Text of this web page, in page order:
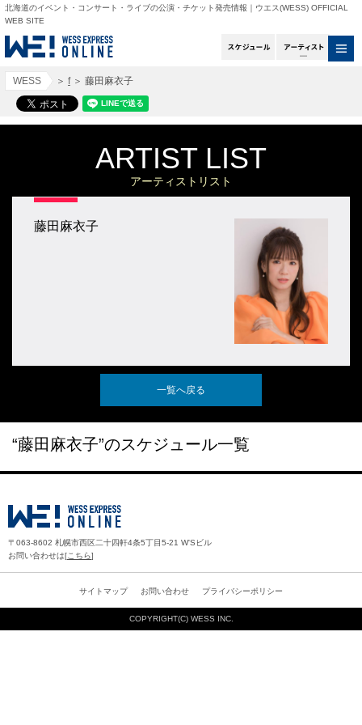
北海道のイベント・コンサート・ライブの公演・チケット発売情報｜ウエス(WESS) OFFICIAL
WEB SITE
スケジュールアー
WESS ＞ f＞ 藤田麻衣子
ARTIST LIST
アーティストリスト
藤田麻衣子
一覧へ戻る
“藤田麻衣子”のスケジュール一覧
〒063-8602 札幌市西区二十四軒4条5丁目5-21 W'Sビル
お問い合わせは[こちら]
サイトマップ お問い合わせ プライバシーポリシー
COPYRIGHT(C) WESS INC.